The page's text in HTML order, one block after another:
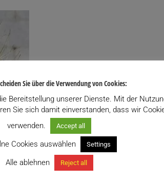
Sie über die Verwendung von Cookies:
Bereitstellung unserer Dienste. Mit der
Sie sich damit einverstanden, dass wir
verwenden.
Accept all
Cookies auswählen Settings
Alle ablehnen Reject all